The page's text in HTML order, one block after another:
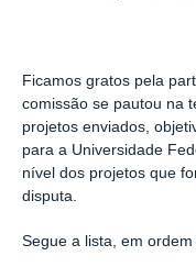
Ficamos gratos pela
comissão se pautou na
projetos enviados,
para a Universidade
nível dos projetos que
disputa.
Segue a lista, em